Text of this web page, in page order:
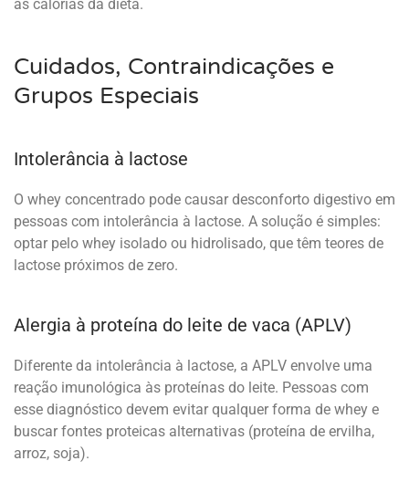
as calorias da dieta.
Cuidados, Contraindicações e
Grupos Especiais
Intolerância à lactose
O whey concentrado pode causar desconforto digestivo em
pessoas com intolerância à lactose. A solução é simples:
optar pelo whey isolado ou hidrolisado, que têm teores de
lactose próximos de zero.
Alergia à proteína do leite de vaca (APLV)
Diferente da intolerância à lactose, a APLV envolve uma
reação imunológica às proteínas do leite. Pessoas com
esse diagnóstico devem evitar qualquer forma de whey e
buscar fontes proteicas alternativas (proteína de ervilha,
arroz, soja).